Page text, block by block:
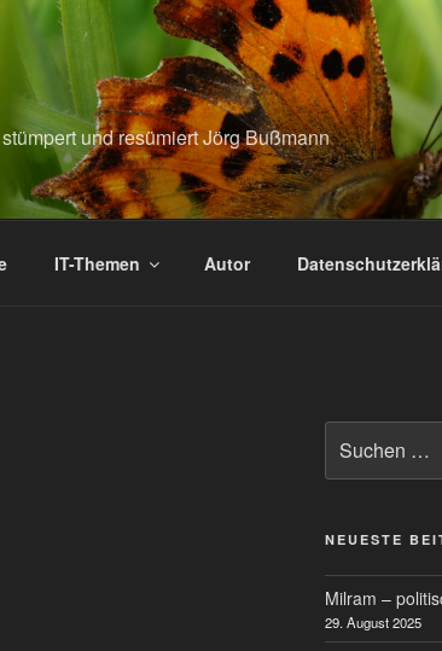
und resümiert Jörg Bußmann
IT-Themen Autor
nach:
NEUESTE
Milram –
29. August 2025